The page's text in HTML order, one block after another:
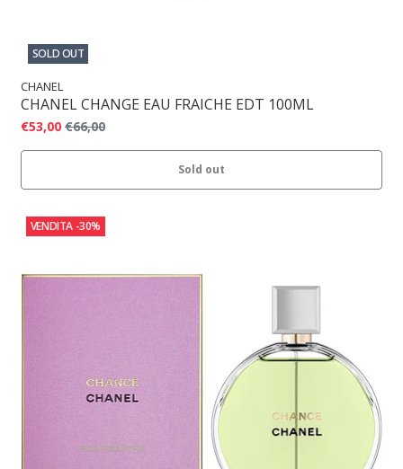
SOLD OUT
CHANEL
CHANEL CHANGE EAU FRAICHE EDT 100ML
€53,00 €66,00
Sold out
VENDITA -30%